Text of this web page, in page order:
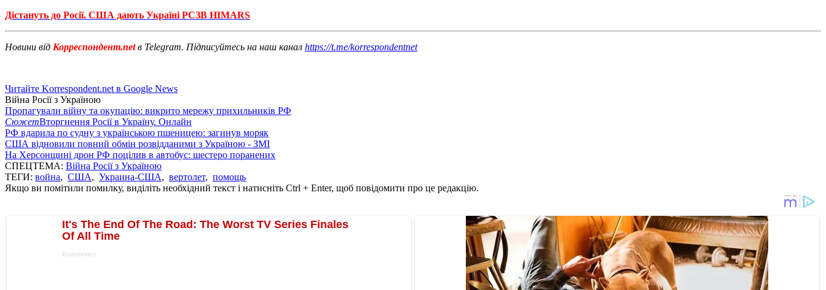
Дістануть до Росії. США дають Україні РСЗВ HIMARS
Новини від Корреспондент.netв Telegram. Підписуйтесь на наш канал https://t.me/korrespondentnet
Читайте Korrespondent.net в Google News
Війна Росії з Україною
Пропагували війну та окупацію: викрито мережу прихильників РФ
СюжетВторгнення Росії в Україну. Онлайн
РФ вдарила по судну з українською пшеницею: загинув моряк
США відновили повний обмін розвідданими з Україною - ЗМІ
На Херсонщині дрон РФ поцілив в автобус: шестеро поранених
СПЕЦТЕМА: Війна Росії з Україною
ТЕГИ: война, США, Украина-США, вертолет, помощь
Якщо ви помітили помилку, виділіть необхідний текст і натисніть Ctrl + Enter, щоб повідомити про це редакцію.